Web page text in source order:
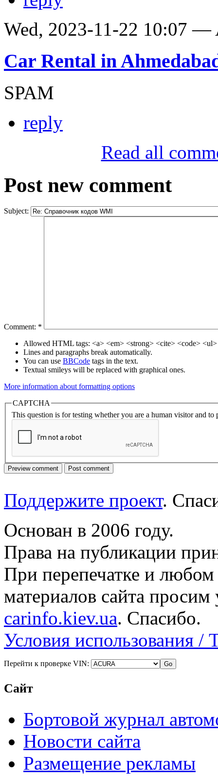
Wed, 2023-11-22 10:07 —
Car Rental in
SPAM
reply
Read all
Post new comment
Subject:
Comment: *
Allowed HTML tags: <a> <em> <strong> <cite> <code>
Lines and paragraphs break automatically.
You can use BBCode tags in the text.
Textual smileys will be replaced with graphical ones.
More information about formatting options
CAPTCHA
This question is for testing whether you are a human visitor and to
Поддержите проект.
Основан в 2006 году.
Права на публикации
При перепечатке и
материалов сайта просим
carinfo.kiev.ua. Спасибо.
Условия использования /
Перейти к проверке VIN:
Сайт
Бортовой журнал
Новости сайта
Размещение рекламы